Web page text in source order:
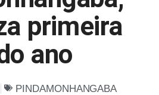
primeira
ano
PINDAMONHANGABA